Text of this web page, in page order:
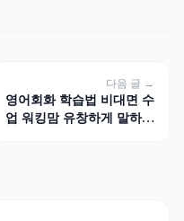
다음 글 →
영어회화 학습법 비대면 수
업 워킹맘 유창하게 말하기